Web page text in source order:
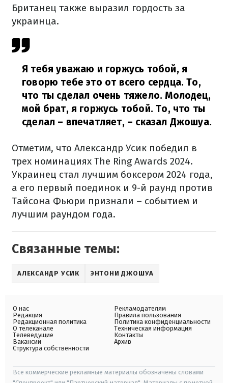
Британец также выразил гордость за
украинца.
Я тебя уважаю и горжусь тобой, я
говорю тебе это от всего сердца. То,
что ты сделал очень тяжело. Молодец,
мой брат, я горжусь тобой. То, что ты
сделал – впечатляет, – сказал Джошуа.
Отметим, что Александр Усик победил в
трех номинациях The Ring Awards 2024.
Украинец стал лучшим боксером 2024 года,
а его первый поединок и 9-й раунд против
Тайсона Фьюри признали – событием и
лучшим раундом года.
Связанные темы:
АЛЕКСАНДР УСИК ЭНТОНИ ДЖОШУА
О нас
Редакция
Редакционная политика
О телеканале
Телеведущие
Вакансии
Структура собственности
Рекламодателям
Правила пользования
Политика конфиденциальности
Техническая информация
Контакты
Архив
Все коммерческие рекламные материалы обозначены словами